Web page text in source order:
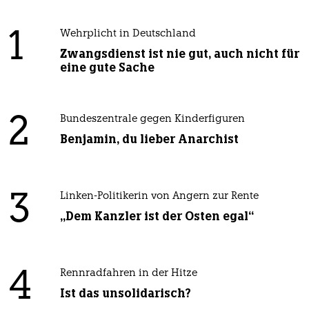
1 Wehrplicht in Deutschland
Zwangsdienst ist nie gut, auch nicht für
eine gute Sache
2 Bundeszentrale gegen Kinderfiguren
Benjamin, du lieber Anarchist
3 Linken-Politikerin von Angern zur Rente
„Dem Kanzler ist der Osten egal“
4 Rennradfahren in der Hitze
Ist das unsolidarisch?